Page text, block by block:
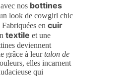
nos bottines
look de cowgirl chic
en cuir
textile et une
deviennent
grâce à leurtalon de
elles incarnent
qui